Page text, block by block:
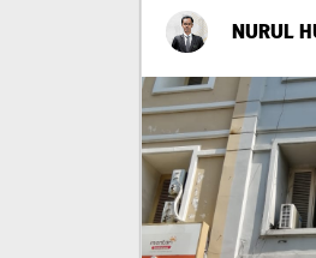
NURUL